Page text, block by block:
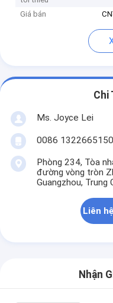
Giá bán
Chi
Ms. Joyce Lei
0086
Phòng 234, Tòa
đường vòng tròn
Guangzhou, Trung
Liên
Nhận